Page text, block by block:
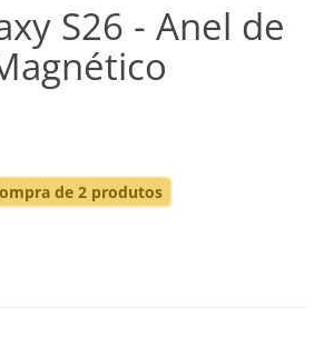
S26 - Anel de
de 2 produtos